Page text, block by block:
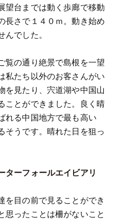
望台までは動く歩廊で移動
長さで１４０ｍ。動き始め
でした。
覧の通り絶景で島根を一望
私たち以外のお客さんがい
を見たり、宍道湖や中国山
ことができました。良く晴
れる中国地方で最も高い
そうです。晴れた日を狙っ
ターフォールエイビアリ
を目の前で見ることができ
思ったことは柵がないこと